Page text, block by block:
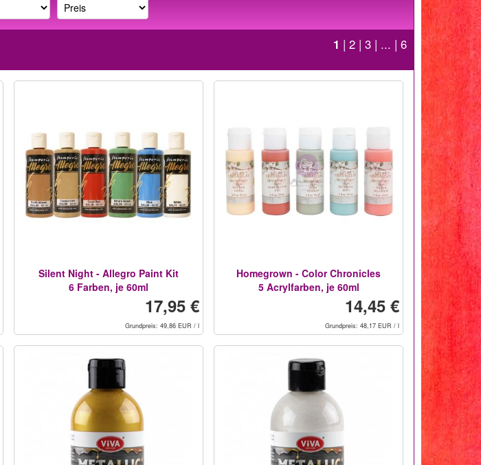
1 | 2 | 3 | ... | 6
Silent Night - Allegro Paint Kit
6 Farben, je 60ml
17,95 €
Grundpreis: 49,86 EUR / l
Homegrown - Color Chronicles
5 Acrylfarben, je 60ml
14,45 €
Grundpreis: 48,17 EUR / l